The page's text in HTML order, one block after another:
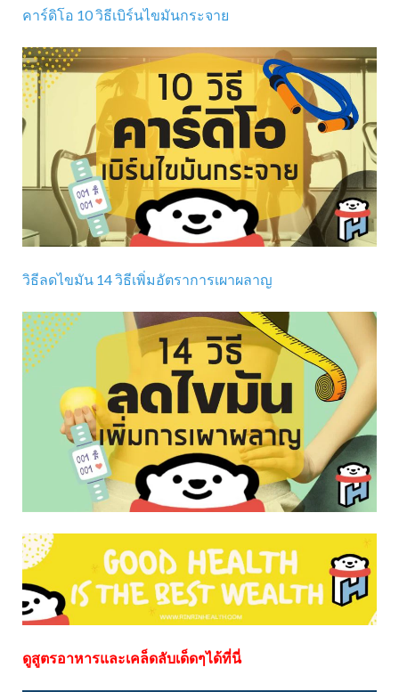
คาร์ดิโอ 10 วิธีเบิร์นไขมันกระจาย
วิธีลดไขมัน 14 วิธีเพิ่มอัตราการเผาผลาญ
ดูสูตรอาหารและเคล็ดลับเด็ดๆได้ที่นี่